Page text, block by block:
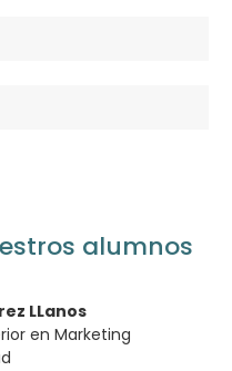
alumnos
LLanos
en Marketing